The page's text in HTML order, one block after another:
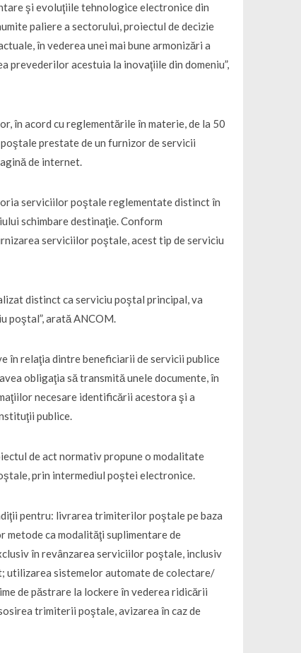
şi evoluţiile tehnologice electronice din
paliere a sectorului, proiectul de decizie
în vederea unei mai bune armonizări a
prevederilor acestuia la inovaţiile din domeniu”,
în acord cu reglementările în materie, de la 50
prestate de un furnizor de servicii
de internet.
serviciilor poştale reglementate distinct în
schimbare destinaţie. Conform
serviciilor poştale, acest tip de serviciu
distinct ca serviciu poştal principal, va
poştal”, arată ANCOM.
în relaţia dintre beneficiarii de servicii publice
obligaţia să transmită unele documente, în
necesare identificării acestora şi a
publice.
de act normativ propune o modalitate
prin intermediul poştei electronice.
pentru: livrarea trimiterilor poştale pe baza
metode ca modalităţi suplimentare de
în revânzarea serviciilor poştale, inclusiv
utilizarea sistemelor automate de colectare/
de păstrare la lockere în vederea ridicării
trimiterii poştale, avizarea în caz de